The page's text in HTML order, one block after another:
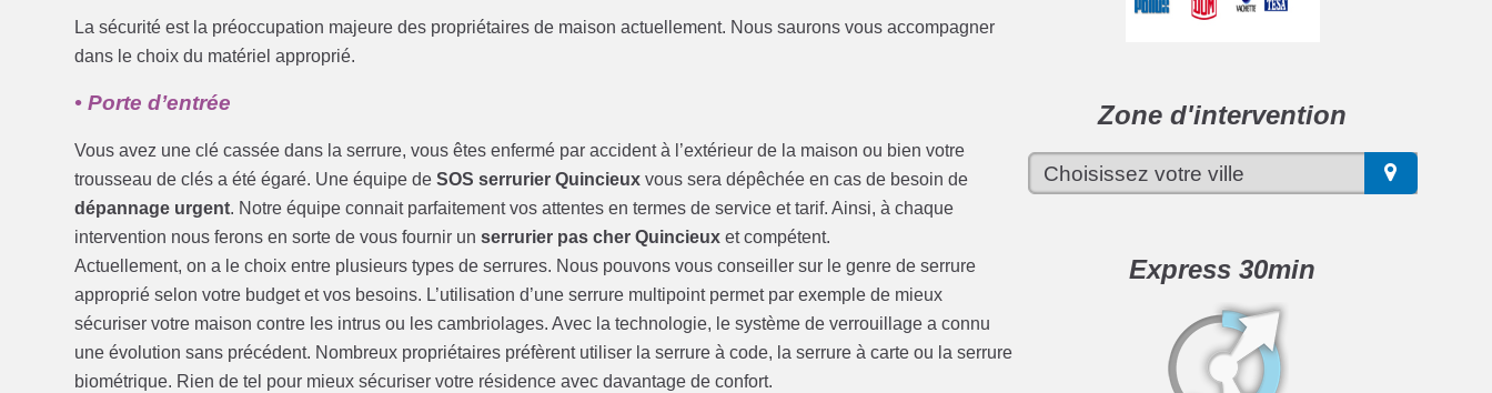
La sécurité est la préoccupation majeure des propriétaires de maison actuellement. Nous saurons vous accompagner
dans le choix du matériel approprié.
• Porte d’entrée
Vous avez une clé cassée dans la serrure, vous êtes enfermé par accident à l’extérieur de la maison ou bien votre
trousseau de clés a été égaré. Une équipe deSOS serrurier Quincieux vous sera dépêchée en cas de besoin de
dépannage urgent. Notre équipe connait parfaitement vos attentes en termes de service et tarif. Ainsi, à chaque
intervention nous ferons en sorte de vous fournir unserrurier pas cher Quincieux et compétent.
Actuellement, on a le choix entre plusieurs types de serrures. Nous pouvons vous conseiller sur le genre de serrure
approprié selon votre budget et vos besoins. L’utilisation d’une serrure multipoint permet par exemple de mieux
sécuriser votre maison contre les intrus ou les cambriolages. Avec la technologie, le système de verrouillage a connu
une évolution sans précédent. Nombreux propriétaires préfèrent utiliser la serrure à code, la serrure à carte ou la serrure
biométrique. Rien de tel pour mieux sécuriser votre résidence avec davantage de confort.
Zone d'intervention
Express 30min